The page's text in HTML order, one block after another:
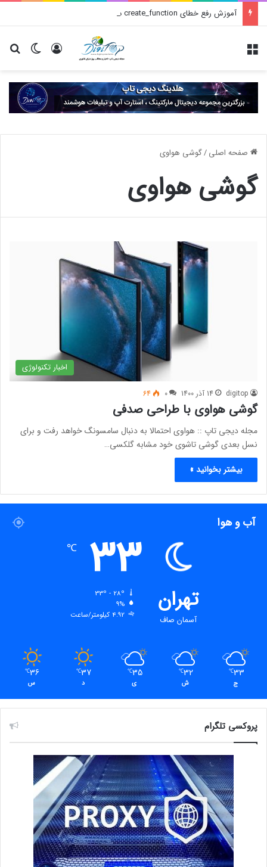
آموزش رفع خطای create_function در وردپرس
تغییر ورود
صفحه اصلی/گوشی هواوی
گوشی هواوی
اخبار تکنولوژی
digitop 14 آذر 1400 0
64
گوشی هواوی با طراحی صدفی
مجله دیجی تاپ :: هواوی احتمالا به دنبال سامسونگ خواهد رفت و برای
نسل بعدی گوشی تاشوی خود مشابه گلکسی…
بیشتر بخوانید »
آب و هوا
تهران
آسمان صاف
33
℃
9%
4.92 کیلومتر/ساعت
33
℃
ج
32
℃
ش
35
℃
ی
37
℃
د
36
℃
س
پروکسی تلگرام